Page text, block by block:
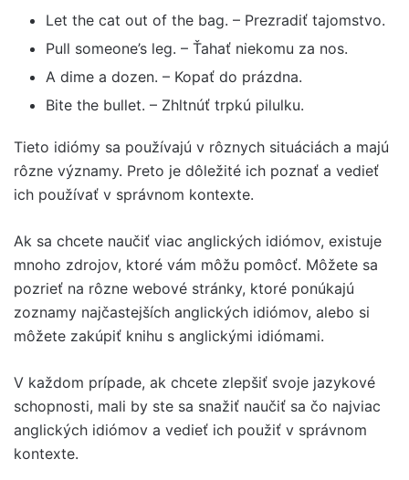
Let the cat out of the bag. – Prezradiť tajomstvo.
Pull someone’s leg. – Ťahať niekomu za nos.
A dime a dozen. – Kopať do prázdna.
Bite the bullet. – Zhltnúť trpkú pilulku.
Tieto idiómy sa používajú v rôznych situáciách a majú
rôzne významy. Preto je dôležité ich poznať a vedieť
ich používať v správnom kontexte.
Ak sa chcete naučiť viac anglických idiómov, existuje
mnoho zdrojov, ktoré vám môžu pomôcť. Môžete sa
pozrieť na rôzne webové stránky, ktoré ponúkajú
zoznamy najčastejších anglických idiómov, alebo si
môžete zakúpiť knihu s anglickými idiómami.
V každom prípade, ak chcete zlepšiť svoje jazykové
schopnosti, mali by ste sa snažiť naučiť sa čo najviac
anglických idiómov a vedieť ich použiť v správnom
kontexte.